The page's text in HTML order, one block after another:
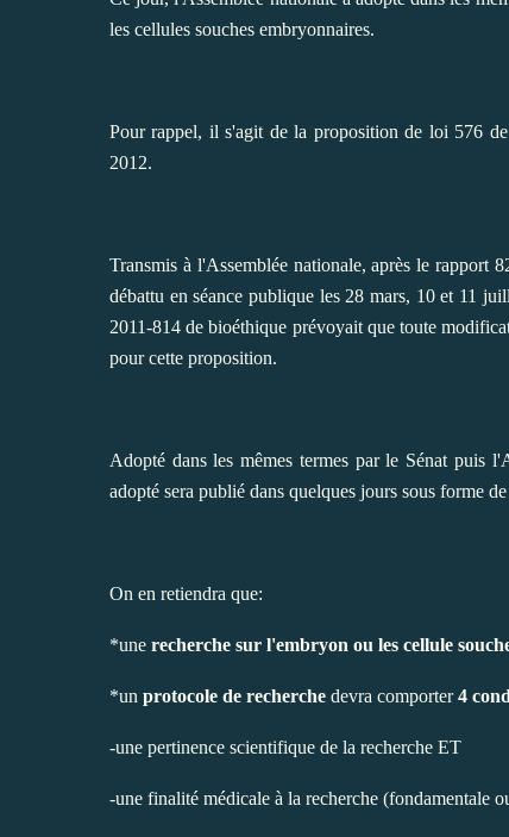
les cellules souches embryonnaires.
Pour rappel, il s'agit de la proposition de loi 576
2012.
Transmis à l'Assemblée nationale, après lerapport
débattu en séance publique les 28 mars, 10 et 11
2011-814 de bioéthique prévoyait que toute
pour cette proposition.
Adopté dans les mêmes termes par le Sénat puis
adopté sera publié dans quelques jours sous forme
On en retiendra que:
*une recherche sur l'embryon ou les cellule
*un protocole de recherche devra comporter4
-une pertinence scientifique de la recherche ET
-une finalité médicale à la recherche (fondamentale